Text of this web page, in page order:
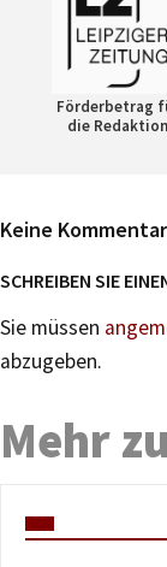
Förderbetrag
die Redaktion
Keine
SCHREIBEN SIE
Sie müssen
abzugeben.
Mehr